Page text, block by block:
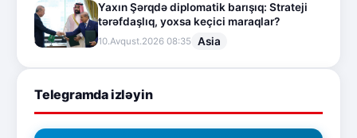
Yaxın Şərqdə diplomatik barışıq: Strateji
tərəfdaşlıq, yoxsa keçici maraqlar?
10.Avqust.2026 08:35 Asia
Telegramda izləyin